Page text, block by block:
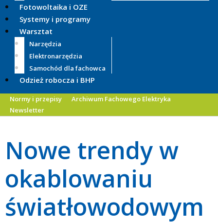
Fotowoltaika i OZE
Systemy i programy
Warsztat
Narzędzia
Elektronarzędzia
Samochód dla fachowca
Odzież robocza i BHP
Normy i przepisy
Archiwum Fachowego Elektryka
Newsletter
Nowe trendy w
okablowaniu
światłowodowym